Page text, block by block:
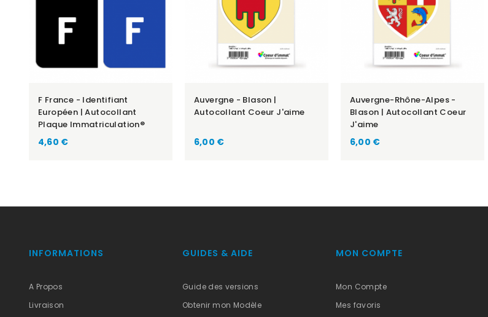
F France - Identifiant
Européen | Autocollant
Plaque Immatriculation®
Prix
4,60 €
Auvergne - Blason |
Autocollant Coeur J'aime
Prix
6,00 €
Auvergne-Rhône-Alpes -
Blason | Autocollant Coeur
J'aime
Prix
6,00 €
INFORMATIONS
A Propos
Livraison
GUIDES & AIDE
Guide des versions
Obtenir mon Modèle
MON COMPTE
Mon Compte
Mes favoris